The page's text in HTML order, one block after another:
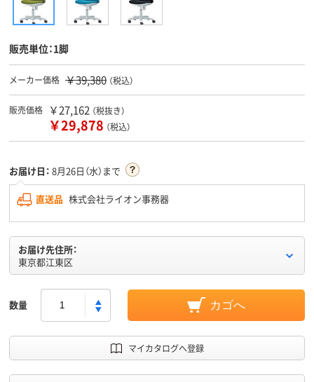
販売単位：1脚
メーカー価格 ￥39,380 （税込）
販売価格 ￥27,162 （税抜き）
￥29,878 （税込）
お届け日： 8月26日（水）まで
直送品 株式会社ライオン事務器
お届け先住所：
東京都江東区
数量 カゴへ
マイカタログへ登録